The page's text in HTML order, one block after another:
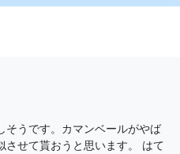
そうです。カマンベールがやば
せて貰おうと思います。
はて